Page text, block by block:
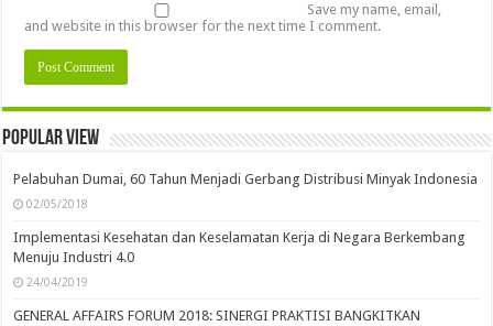
Save my name, email,
and website in this browser for the next time I comment.
Popular view
Pelabuhan Dumai, 60 Tahun Menjadi Gerbang Distribusi Minyak Indonesia
02/05/2018
Implementasi Kesehatan dan Keselamatan Kerja di Negara Berkembang
Menuju Industri 4.0
24/04/2019
GENERAL AFFAIRS FORUM 2018: SINERGI PRAKTISI BANGKITKAN